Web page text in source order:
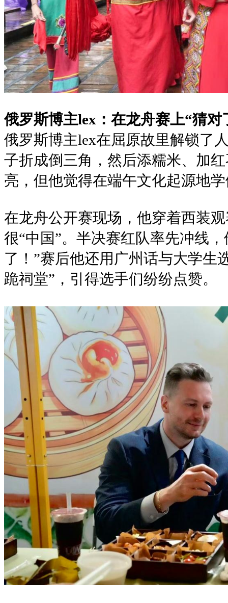
俄罗斯博主lex：在龙舟赛上“猜对
俄罗斯博主lex在屈原故里解锁
子折成倒三角，然后添糯米、加
亮，但他觉得在端午文化起源地
在龙舟公开赛现场，他穿着西装
很“中国”。半决赛红队率先冲线
了！”赛后他还用广州话与大学生
跪祠堂”，引得选手们纷纷点赞。